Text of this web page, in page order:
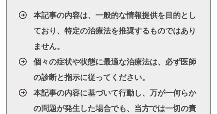
本記事の内容は、一般的な情報提供を目的とし
ており、特定の治療法を推奨するものではあり
ません。
個々の症状や状態に最適な治療法は、必ず医師
の診断と指示に従ってください。
本記事の内容に基づいて行動し、万が一何らか
の問題が発生した場合でも、当方では一切の責